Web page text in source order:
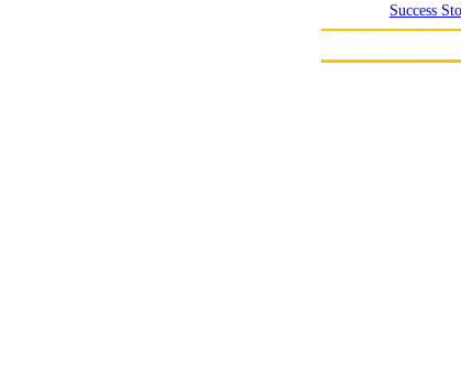
Success